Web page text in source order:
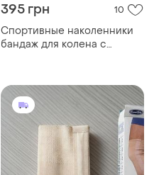
395 грн 10
Спортивные наколенники
бандаж для колена с